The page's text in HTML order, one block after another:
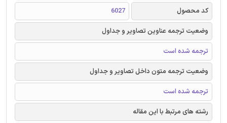
کد محصول
6027
وضعیت ترجمه عناوین تصاویر و جداول
ترجمه شده است
وضعیت ترجمه متون داخل تصاویر و جداول
ترجمه شده است
رشته های مرتبط با این مقاله